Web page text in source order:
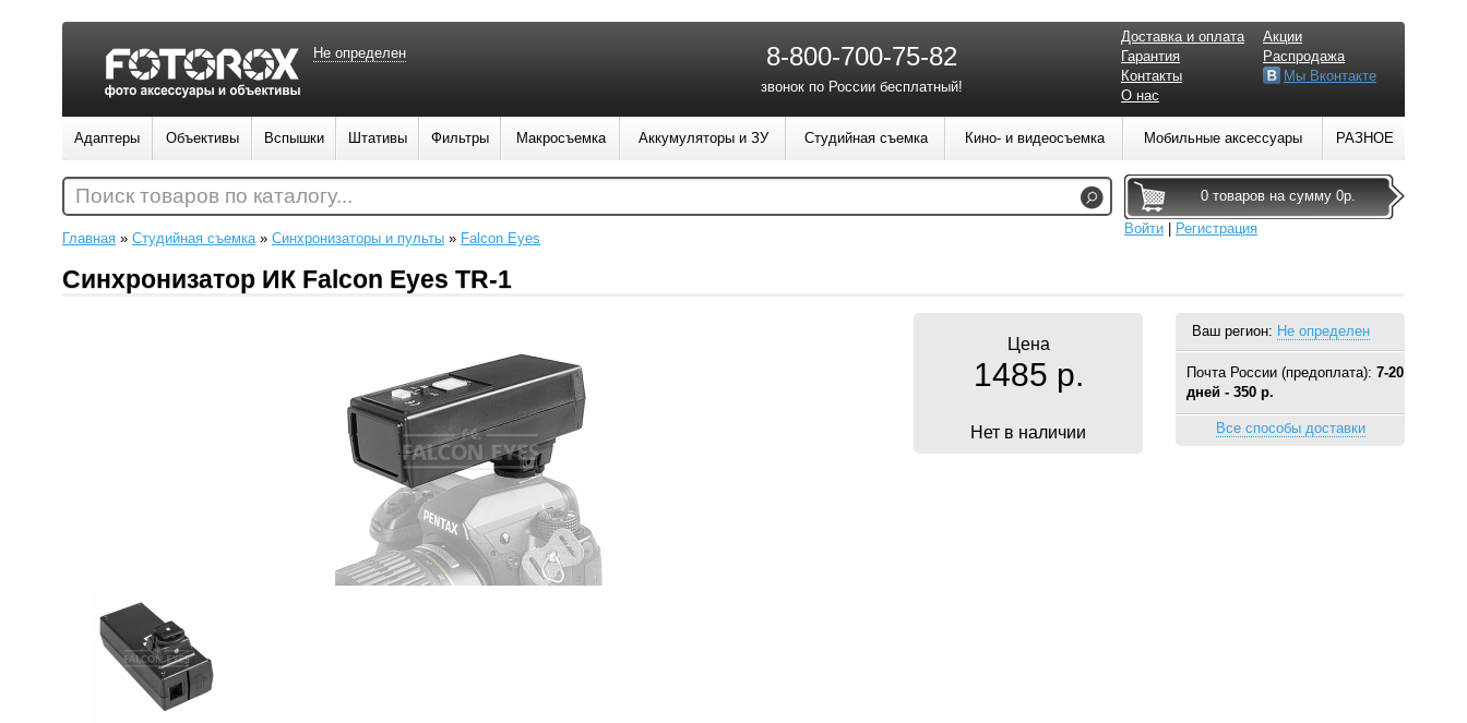
Главная » Студийная съемка» Синхронизаторы и пульты » Falcon Eyes
Синхронизатор ИК Falcon Eyes TR-1
Ваш регион: Не определен
Почта России (предоплата): 7-20
дней - 350 р.
Все способы доставки
Цена
1485 р.
Нет в наличии
Не определен 8-800-700-75-82
звонок по России бесплатный!
Доставка и оплата
Гарантия
Контакты
О нас
Акции
Распродажа
Мы Вконтакте
Адаптеры Объективы Вспышки Штативы Фильтры Макросъемка Аккумуляторы и ЗУ Студийная съемка Кино- и видеосъемка Мобильные аксессуары РАЗНОЕ
0 товаров на сумму 0р.
Войти
Регистрация
Поиск товаров по каталогу...